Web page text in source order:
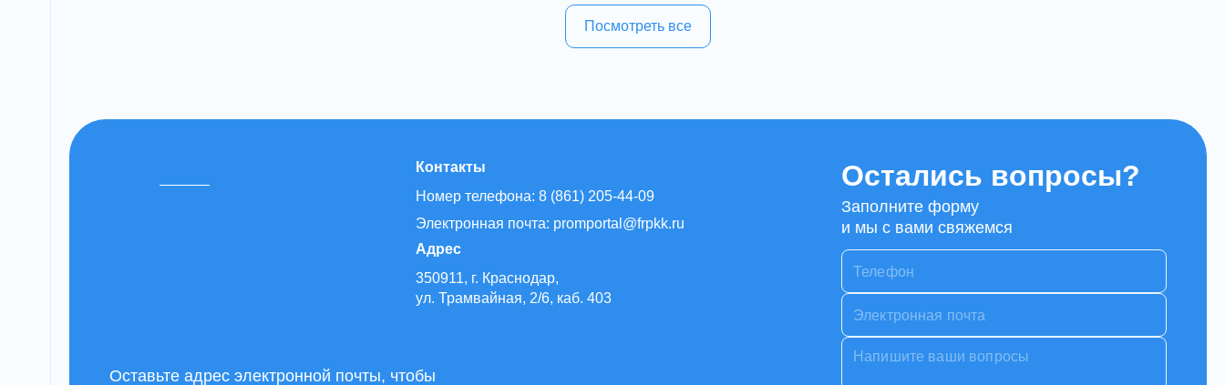
Посмотреть все
Контакты
Номер телефона: 8 (861) 205-44-09
Электронная почта: promportal@frpkk.ru
Адрес
350911, г. Краснодар,
ул. Трамвайная, 2/6, каб. 403
Остались вопросы?
Заполните форму
и мы с вами свяжемся
Оставьте адрес электронной почты, чтобы